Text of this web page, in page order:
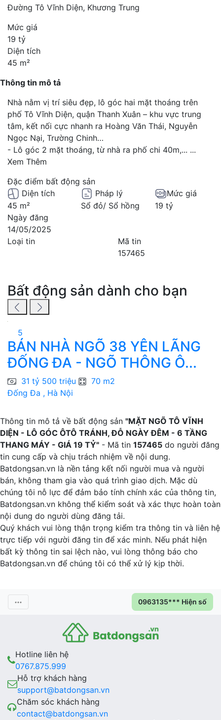
Đường Tô Vĩnh Diện, Khương Trung
Mức giá
19 tỷ
Diện tích
45 m²
Thông tin mô tả
Nhà nằm vị trí siêu đẹp, lô góc hai mặt thoáng trên
phố Tô Vĩnh Diện, quận Thanh Xuân – khu vực trung
tâm, kết nối cực nhanh ra Hoàng Văn Thái, Nguyễn
Ngọc Nại, Trường Chinh…
- Lô góc 2 mặt thoáng, từ nhà ra phố chi 40m,... ...
Xem Thêm
Đặc điểm bất động sản
Diện tích
45 m²
Pháp lý
Sổ đỏ/ Sổ hồng
Mức giá
19 tỷ
Ngày đăng
14/05/2025
Loại tin
Mã tin
157465
Bất động sản dành cho bạn
5
BÁN NHÀ NGÕ 38 YÊN LÃNG
ĐỐNG ĐA - NGÕ THÔNG Ô...
31 tỷ 500 triệu
70 m2
Đống Đa , Hà Nội
Thông tin mô tả về bất động sản "MẶT NGÕ TÔ VĨNH
DIỆN - LÔ GÓC ÔTÔ TRÁNH, ĐỖ NGÀY ĐÊM - 6 TẦNG
THANG MÁY - GIÁ 19 TỶ" - Mã tin 157465 do người đăng
tin cung cấp và chịu trách nhiệm về nội dung.
Batdongsan.vn là nền tảng kết nối người mua và người
bán, không tham gia vào quá trình giao dịch. Mặc dù
chúng tôi nỗ lực để đảm bảo tính chính xác của thông tin,
Batdongsan.vn không thể kiểm soát và xác thực hoàn toàn
nội dung do người dùng đăng tải.
Quý khách vui lòng thận trọng kiểm tra thông tin và liên hệ
trực tiếp với người đăng tin để xác minh. Nếu phát hiện
bất kỳ thông tin sai lệch nào, vui lòng thông báo cho
Batdongsan.vn để chúng tôi có thể xử lý kịp thời.
0963135*** Hiện số
Hotline liên hệ
0767.875.999
Hỗ trợ khách hàng
support@batdongsan.vn
Chăm sóc khách hàng
contact@batdongsan.vn